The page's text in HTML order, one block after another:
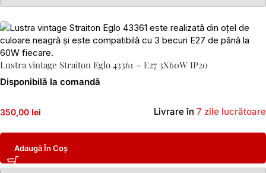
Lustra vintage Straiton Eglo 43361 – E27 3X60W IP20
Disponibilă la comandă
350,00 lei Livrare în 7 zile lucrătoare
Adaugă În Coș